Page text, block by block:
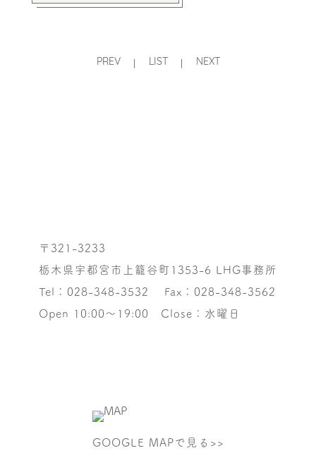
PREV LIST NEXT
GOOGLE MAPで見る>>
〒321-3233
栃木県宇都宮市上籠谷町1353-6 LHG事務所
Tel：028-348-3532
Fax：028-348-3562
Open 10:00～19:00 Close：水曜日